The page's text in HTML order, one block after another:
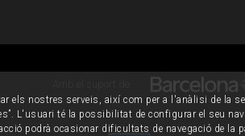
nostres serveis, així com per a l'anàlisi de la
L'usuari té la possibilitat de configurar el seu
podrà ocasionar dificultats de navegació de la